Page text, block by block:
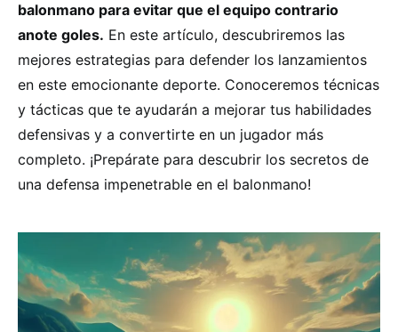
balonmano para evitar que el equipo contrario
anote goles. En este artículo, descubriremos las
mejores estrategias para defender los lanzamientos
en este emocionante deporte. Conoceremos técnicas
y tácticas que te ayudarán a mejorar tus habilidades
defensivas y a convertirte en un jugador más
completo. ¡Prepárate para descubrir los secretos de
una defensa impenetrable en el balonmano!